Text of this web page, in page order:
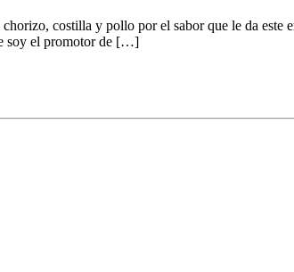
costilla y pollo por el sabor que le da este
soy el promotor de […]